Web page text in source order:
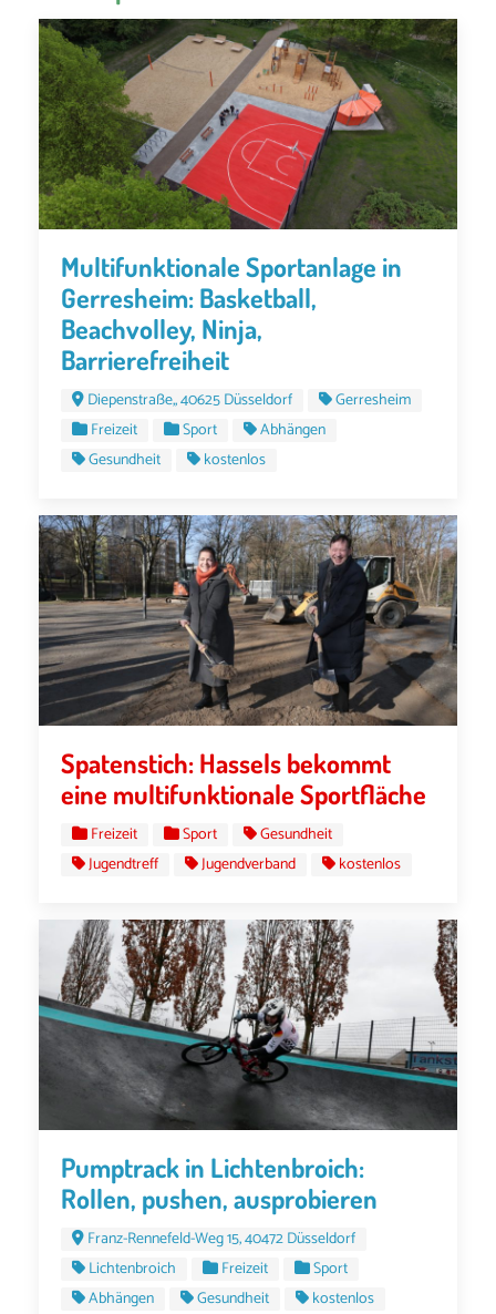
Multifunktionale Sportanlage in
Gerresheim: Basketball,
Beachvolley, Ninja,
Barrierefreiheit
Diepenstraße,, 40625 Düsseldorf
Gerresheim
Freizeit
Sport
Abhängen
Gesundheit
kostenlos
Spatenstich: Hassels bekommt
eine multifunktionale Sportfläche
Freizeit Sport
Gesundheit
Jugendtreff
Jugendverband kostenlos
Pumptrack in Lichtenbroich:
Rollen, pushen, ausprobieren
Franz-Rennefeld-Weg 15, 40472 Düsseldorf
Lichtenbroich
Freizeit
Sport
Abhängen
Gesundheit kostenlos